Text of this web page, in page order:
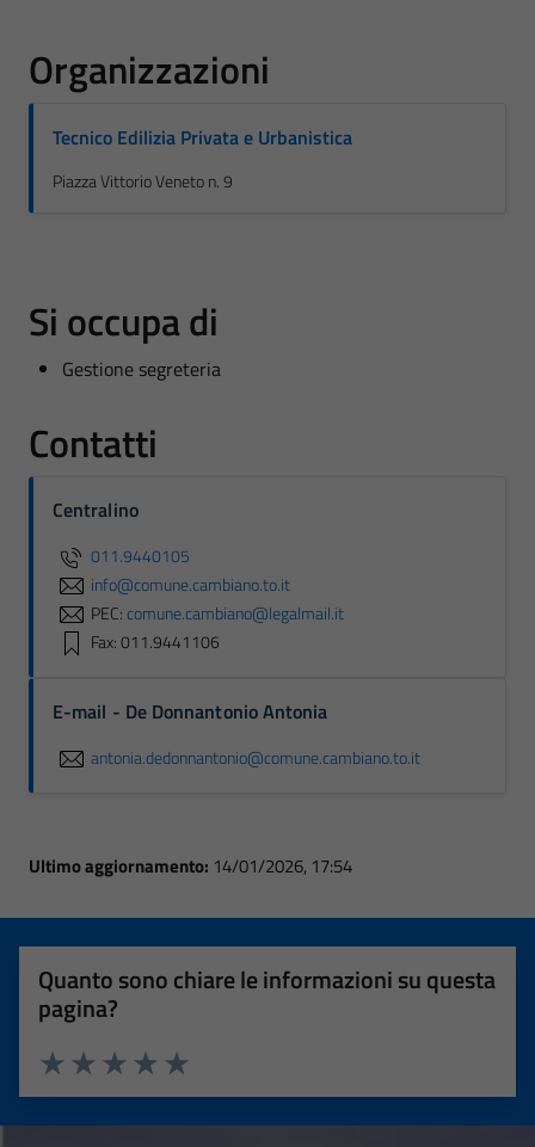
Organizzazioni
Tecnico Edilizia Privata e Urbanistica
Piazza Vittorio Veneto n. 9
Si occupa di
Gestione segreteria
Contatti
Centralino
011.9440105
info@comune.cambiano.to.it
PEC:comune.cambiano@legalmail.it
Fax: 011.9441106
E-mail - De Donnantonio Antonia
antonia.dedonnantonio@comune.cambiano.to.it
Ultimo aggiornamento: 14/01/2026, 17:54
Quanto sono chiare le informazioni su questa
pagina?
Valuta 5 stelle su 5
Valuta 4 stelle su 5
Valuta 3 stelle su 5
Valuta 2 stelle su 5
Valuta 1 stelle su 5